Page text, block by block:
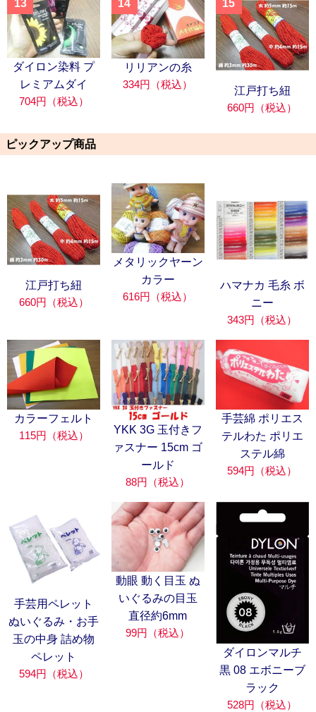
13
ダイロン染料 プ
レミアムダイ
704円（税込）
14
リリアンの糸
334円（税込）
15
江戸打ち紐
660円（税込）
ピックアップ商品
江戸打ち紐
660円（税込）
メタリックヤーン
カラー
616円（税込）
ハマナカ 毛糸 ボ
ニー
343円（税込）
カラーフェルト
115円（税込）
YKK 3G 玉付きフ
ァスナー 15cm ゴ
ールド
88円（税込）
手芸綿 ポリエス
テルわた ポリエ
ステル綿
594円（税込）
手芸用ペレット
ぬいぐるみ・お手
玉の中身 詰め物
ペレット
594円（税込）
動眼 動く目玉 ぬ
いぐるみの目玉
直径約6mm
99円（税込）
ダイロンマルチ
黒 08 エボニーブ
ラック
528円（税込）